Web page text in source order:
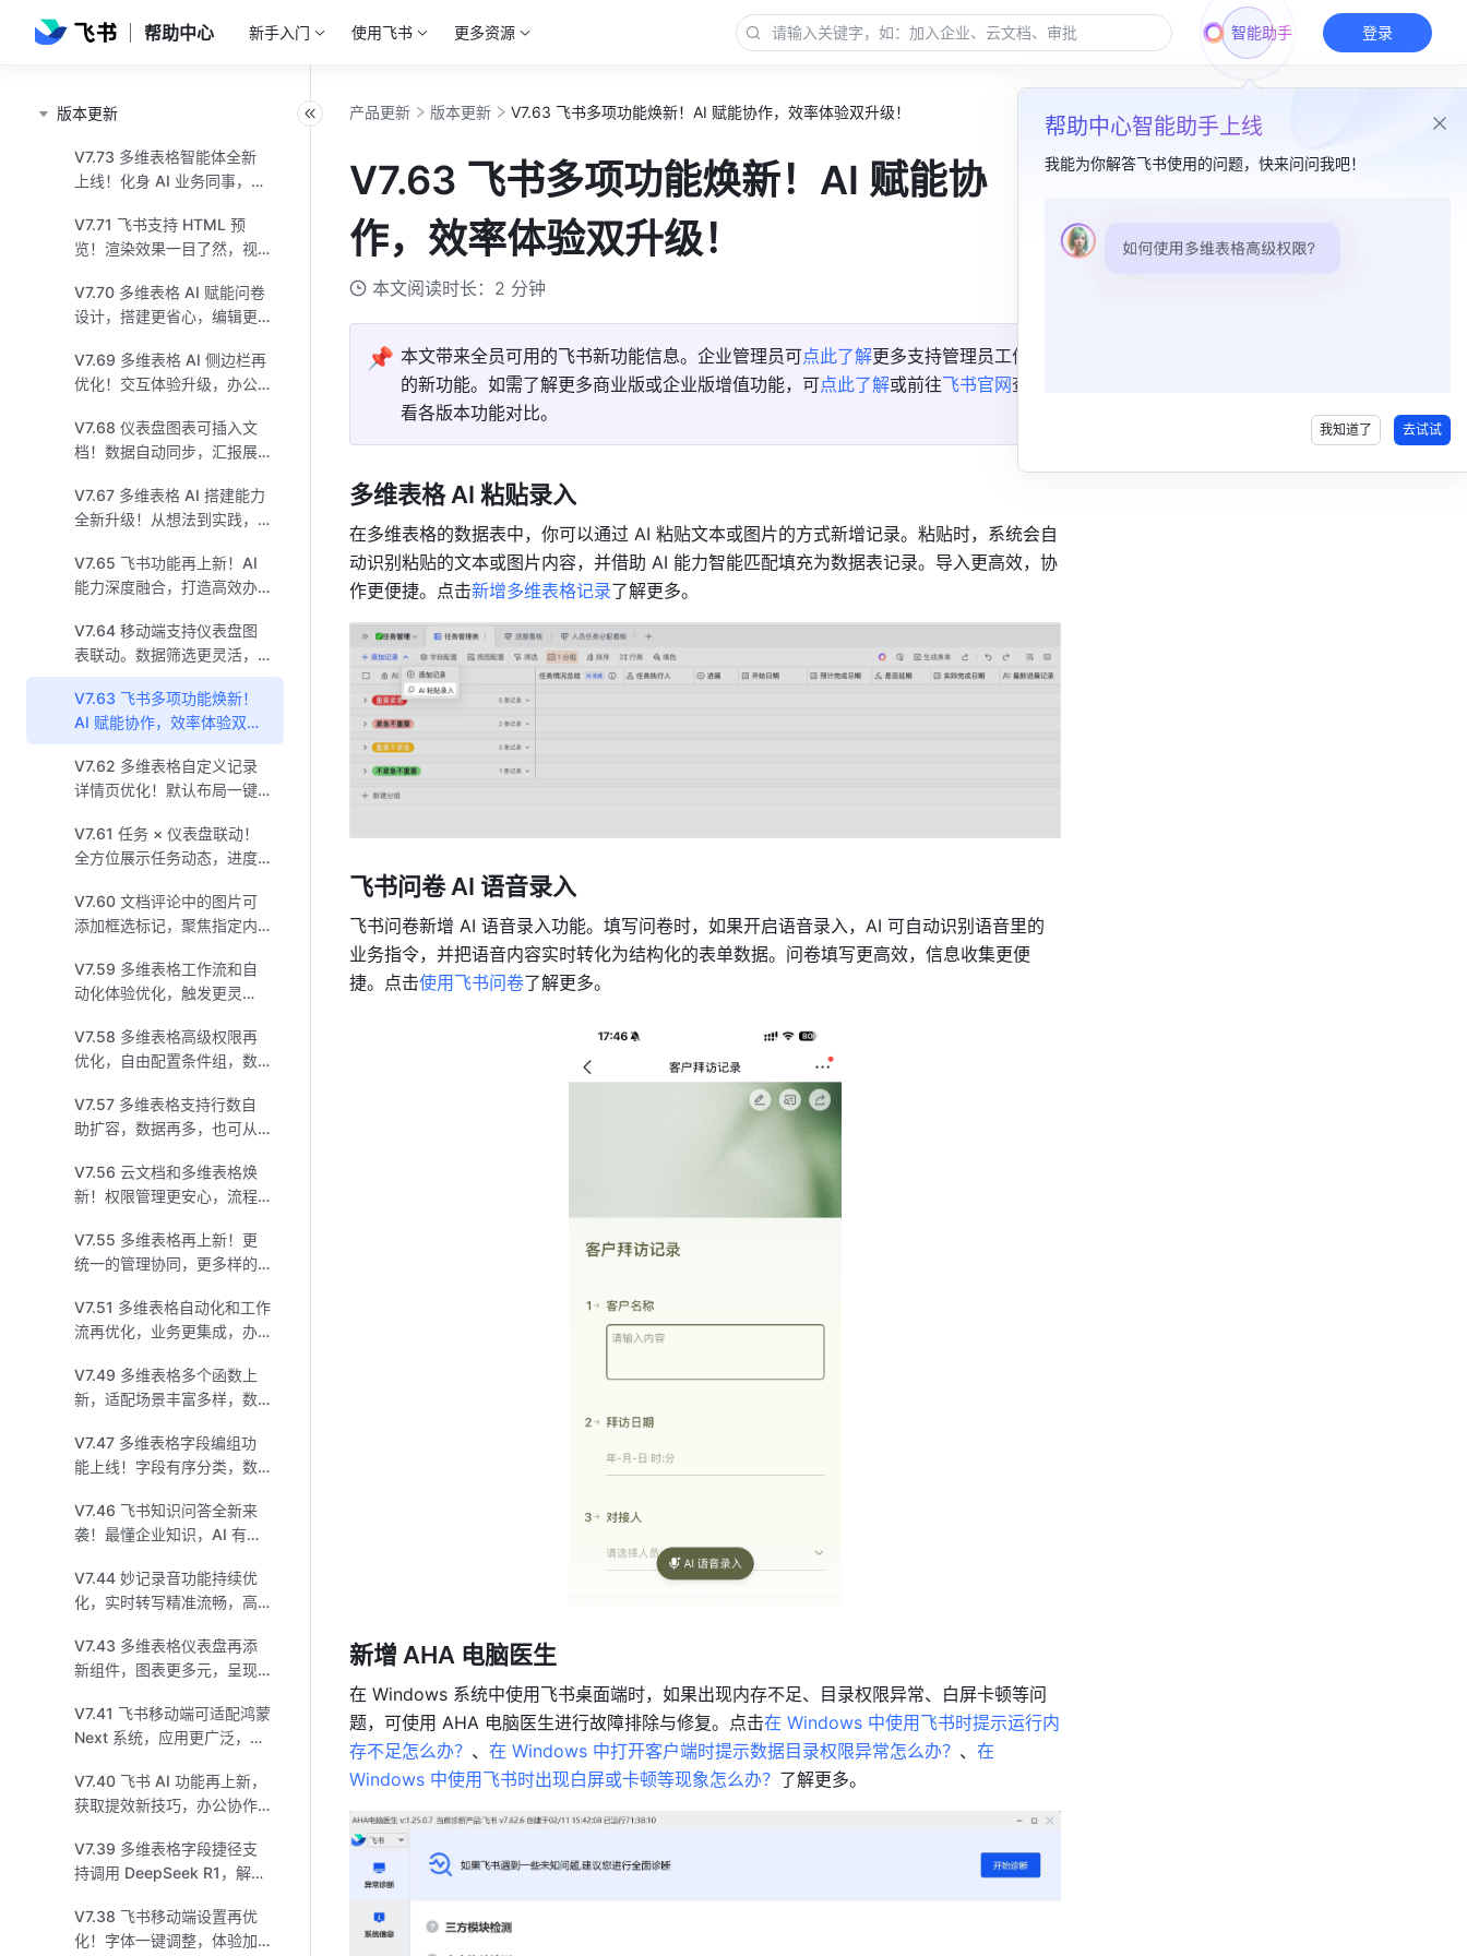
帮助中心 新手入门 使用飞书 更多资源 智能助手
帮助中心智能助手上线
我能为你解答飞书使用的问题，快来问问我吧！
我知道了 去试试
登录
版本更新
V7.73 多维表格智能体全新
上线！化身 AI 业务同事，自
V7.71 飞书支持 HTML 预
览！渲染效果一目了然，视
V7.70 多维表格 AI 赋能问卷
设计，搭建更省心，编辑更
V7.69 多维表格 AI 侧边栏再
优化！交互体验升级，办公
V7.68 仪表盘图表可插入文
档！数据自动同步，汇报展
V7.67 多维表格 AI 搭建能力
全新升级！从想法到实践，
V7.65 飞书功能再上新！AI
能力深度融合，打造高效办
V7.64 移动端支持仪表盘图
表联动。数据筛选更灵活，
多表分析更高效！
V7.63 飞书多项功能焕新！
AI 赋能协作，效率体验双升
级！
V7.62 多维表格自定义记录
详情页优化！默认布局一键
V7.61 任务 × 仪表盘联动！
全方位展示任务动态，进度
V7.60 文档评论中的图片可
添加框选标记，聚焦指定内
V7.59 多维表格工作流和自
动化体验优化，触发更灵
V7.58 多维表格高级权限再
优化，自由配置条件组，数
V7.57 多维表格支持行数自
助扩容，数据再多，也可从
V7.56 云文档和多维表格焕
新！权限管理更安心，流程
V7.55 多维表格再上新！更
统一的管理协同，更多样的
V7.51 多维表格自动化和工作
流再优化，业务更集成，办
V7.49 多维表格多个函数上
新，适配场景丰富多样，数
V7.47 多维表格字段编组功
能上线！字段有序分类，数
V7.46 飞书知识问答全新来
袭！最懂企业知识，AI 有问
V7.44 妙记录音功能持续优
化，实时转写精准流畅，高
V7.43 多维表格仪表盘再添
新组件，图表更多元，呈现
V7.41 飞书移动端可适配鸿蒙
Next 系统，应用更广泛，体
V7.40 飞书 AI 功能再上新，
获取提效新技巧，办公协作
V7.39 多维表格字段捷径支
持调用 DeepSeek R1，解锁
V7.38 飞书移动端设置再优
化！字体一键调整，体验加
产品更新 版本更新 V7.63 飞书多项功能焕新！AI 赋能协作，效率体验双升级！
V7.63 飞书多项功能焕新！AI 赋能协
作，效率体验双升级！
本文阅读时长：2 分钟
📌 本文带来全员可用的飞书新功能信息。企业管理员可点此了解更多支持管理员工作
的新功能。如需了解更多商业版或企业版增值功能，可点此了解或前往飞书官网查
看各版本功能对比。
多维表格 AI 粘贴录入
在多维表格的数据表中，你可以通过 AI 粘贴文本或图片的方式新增记录。粘贴时，系统会自
动识别粘贴的文本或图片内容，并借助 AI 能力智能匹配填充为数据表记录。导入更高效，协
作更便捷。点击新增多维表格记录了解更多。
飞书问卷 AI 语音录入
飞书问卷新增 AI 语音录入功能。填写问卷时，如果开启语音录入，AI 可自动识别语音里的
业务指令，并把语音内容实时转化为结构化的表单数据。问卷填写更高效，信息收集更便
捷。点击使用飞书问卷了解更多。
新增 AHA 电脑医生
在 Windows 系统中使用飞书桌面端时，如果出现内存不足、目录权限异常、白屏卡顿等问
题，可使用 AHA 电脑医生进行故障排除与修复。点击在 Windows 中使用飞书时提示运行内
存不足怎么办？ 、 在 Windows 中打开客户端时提示数据目录权限异常怎么办？ 、 在
Windows 中使用飞书时出现白屏或卡顿等现象怎么办？ 了解更多。